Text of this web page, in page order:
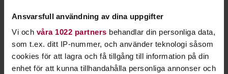
Ansvarsfull användning av dina uppgifter
Vi och våra 1022 partners behandlar din personliga data,
som t.ex. ditt IP-nummer, och använder teknologi såsom
cookies för att lagra och få tillgång till information på din
enhet för att kunna tillhandahålla personliga annonser och
får du mer kunskap om sömnad.
Sticka din egen mössa, eller lär dig lägga upp ett par byxor.
Kanske är du nyfiken på drapering, stickning och brodering?
Sömnad är ett roligt hantverk och samtidigt en uråldrig